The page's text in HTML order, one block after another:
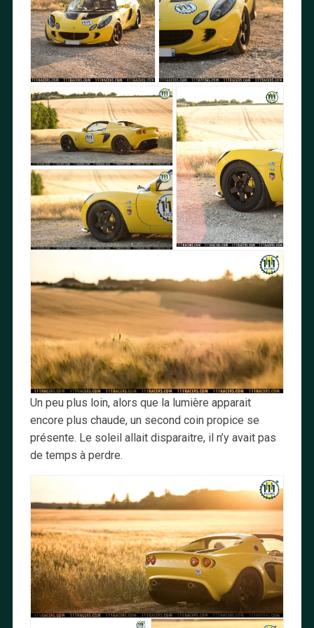
Un peu plus loin, alors que la lumière apparait
encore plus chaude, un second coin propice se
présente. Le soleil allait disparaitre, il n’y avait pas
de temps à perdre.